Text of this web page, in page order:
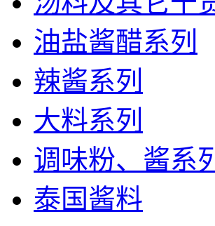
油盐酱醋系列
辣酱系列
大料系列
调味粉、酱系
泰国酱料